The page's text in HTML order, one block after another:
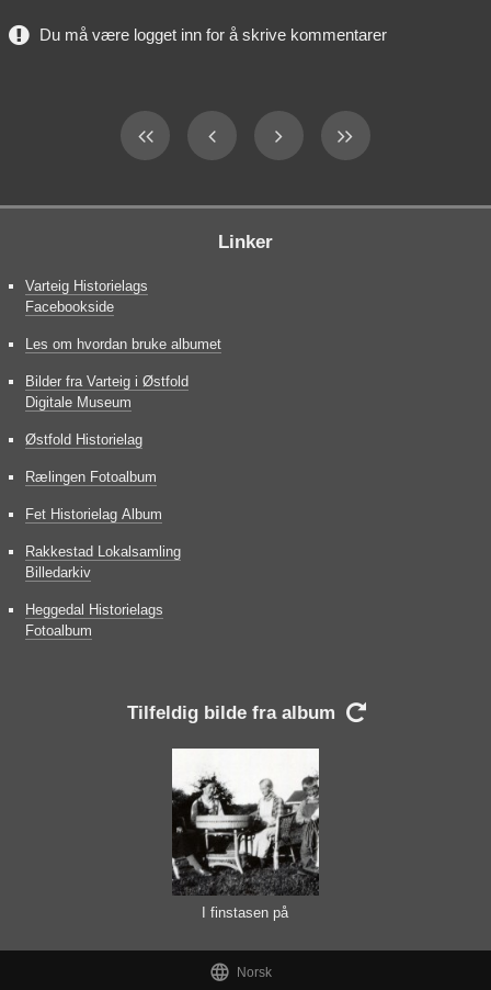
Du må være logget inn for å skrive kommentarer
Linker
Varteig Historielags
Facebookside
Les om hvordan bruke albumet
Bilder fra Varteig i Østfold
Digitale Museum
Østfold Historielag
Rælingen Fotoalbum
Fet Historielag Album
Rakkestad Lokalsamling
Billedarkiv
Heggedal Historielags
Fotoalbum
Tilfeldig bilde fra album 
I finstasen på
 Norsk